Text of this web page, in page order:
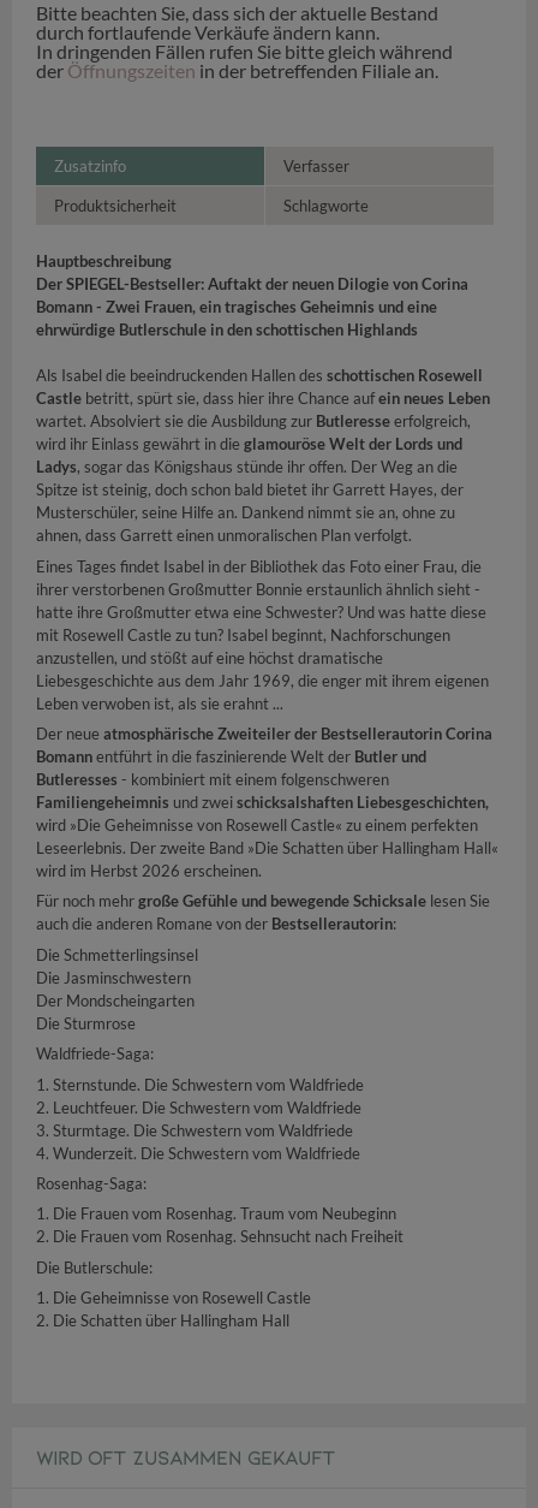
Bitte beachten Sie, dass sich der aktuelle Bestand
durch fortlaufende Verkäufe ändern kann.
In dringenden Fällen rufen Sie bitte gleich während
der Öffnungszeiten in der betreffenden Filiale an.
Zusatzinfo Verfasser
Produktsicherheit Schlagworte
Hauptbeschreibung
Der SPIEGEL-Bestseller: Auftakt der neuen Dilogie von Corina
Bomann - Zwei Frauen, ein tragisches Geheimnis und eine
ehrwürdige Butlerschule in den schottischen Highlands
Als Isabel die beeindruckenden Hallen des schottischen Rosewell
Castle betritt, spürt sie, dass hier ihre Chance aufein neues Leben
wartet. Absolviert sie die Ausbildung zur Butleresseerfolgreich,
wird ihr Einlass gewährt in die glamouröse Welt der Lords und
Ladys, sogar das Königshaus stünde ihr offen. Der Weg an die
Spitze ist steinig, doch schon bald bietet ihr Garrett Hayes, der
Musterschüler, seine Hilfe an. Dankend nimmt sie an, ohne zu
ahnen, dass Garrett einen unmoralischen Plan verfolgt.
Eines Tages findet Isabel in der Bibliothek das Foto einer Frau, die
ihrer verstorbenen Großmutter Bonnie erstaunlich ähnlich sieht -
hatte ihre Großmutter etwa eine Schwester? Und was hatte diese
mit Rosewell Castle zu tun? Isabel beginnt, Nachforschungen
anzustellen, und stößt auf eine höchst dramatische
Liebesgeschichte aus dem Jahr 1969, die enger mit ihrem eigenen
Leben verwoben ist, als sie erahnt ...
Der neue atmosphärische Zweiteiler der Bestsellerautorin Corina
Bomannentführt in die faszinierende Welt der Butler und
Butleresses - kombiniert mit einem folgenschweren
Familiengeheimnis und zweischicksalshaften Liebesgeschichten,
wird »Die Geheimnisse von Rosewell Castle« zu einem perfekten
Leseerlebnis. Der zweite Band »Die Schatten über Hallingham Hall«
wird im Herbst 2026 erscheinen.
Für noch mehrgroße Gefühle und bewegende Schicksale lesen Sie
auch die anderen Romane von der Bestsellerautorin:
Die Schmetterlingsinsel
Die Jasminschwestern
Der Mondscheingarten
Die Sturmrose
Waldfriede-Saga:
1. Sternstunde. Die Schwestern vom Waldfriede
2. Leuchtfeuer. Die Schwestern vom Waldfriede
3. Sturmtage. Die Schwestern vom Waldfriede
4. Wunderzeit. Die Schwestern vom Waldfriede
Rosenhag-Saga:
1. Die Frauen vom Rosenhag. Traum vom Neubeginn
2. Die Frauen vom Rosenhag. Sehnsucht nach Freiheit
Die Butlerschule:
1. Die Geheimnisse von Rosewell Castle
2. Die Schatten über Hallingham Hall
WIRD OFT ZUSAMMEN GEKAUFT